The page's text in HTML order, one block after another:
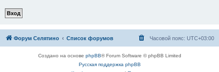
Форум Селятино Список форумов Часовой пояс: UTC+03:00
Создано на основе phpBB® Forum Software © phpBB Limited
Русская поддержка phpBB